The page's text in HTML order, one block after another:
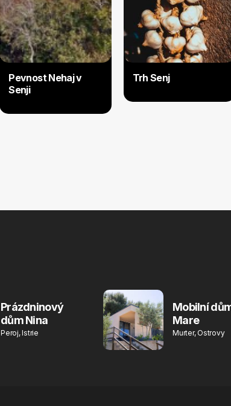
Pevnost Nehaj v
Senji
Trh Senj
Prázdninový
dům Nina
Peroj, Istrie
Mobilní
Mare
Murter, Ostrovy